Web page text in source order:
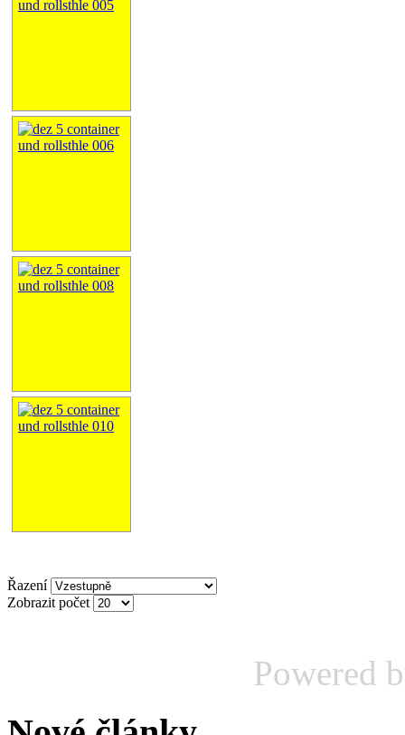
Řazení
Zobrazit počet
Powered